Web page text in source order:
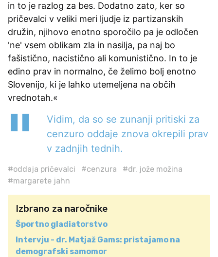
in to je razlog za bes. Dodatno zato, ker so
pričevalci v veliki meri ljudje iz partizanskih
družin, njihovo enotno sporočilo pa je odločen
'ne' vsem oblikam zla in nasilja, pa naj bo
fašistično, nacistično ali komunistično. In to je
edino prav in normalno, če želimo bolj enotno
Slovenijo, ki je lahko utemeljena na občih
vrednotah.«
Vidim, da so se zunanji pritiski za
cenzuro oddaje znova okrepili prav
v zadnjih tednih.
#oddaja pričevalci #cenzura
#dr. jože možina
#margarete jahn
Izbrano za naročnike
Športno gladiatorstvo
Intervju - dr. Matjaž Gams: pristajamo na
demografski samomor